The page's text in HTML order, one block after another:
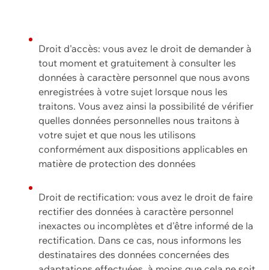
Droit d'accès: vous avez le droit de demander à
tout moment et gratuitement à consulter les
données à caractère personnel que nous avons
enregistrées à votre sujet lorsque nous les
traitons. Vous avez ainsi la possibilité de vérifier
quelles données personnelles nous traitons à
votre sujet et que nous les utilisons
conformément aux dispositions applicables en
matière de protection des données
Droit de rectification: vous avez le droit de faire
rectifier des données à caractère personnel
inexactes ou incomplètes et d'être informé de la
rectification. Dans ce cas, nous informons les
destinataires des données concernées des